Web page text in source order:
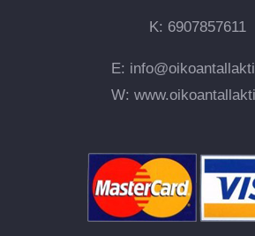
Κ: 6907857611
E:
W: